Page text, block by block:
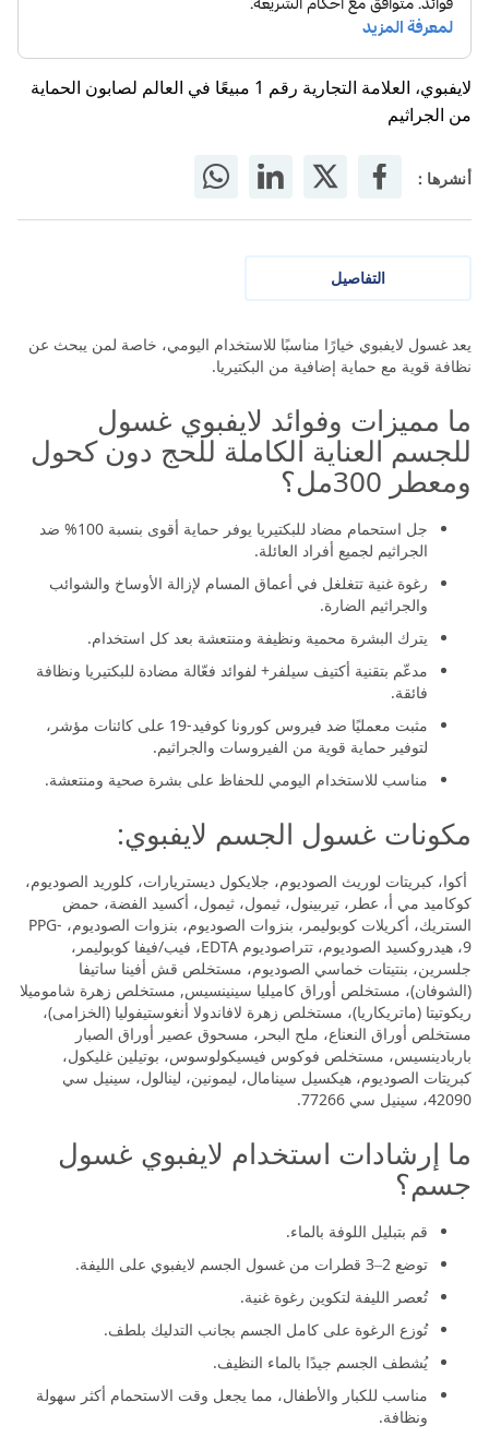
لايفبوي، العلامة التجارية رقم 1 مبيعًا في العالم لصابون الحماية
من الجراثيم
أنشرها :
التفاصيل
يعد غسول لايفبوي خيارًا مناسبًا للاستخدام اليومي، خاصة لمن يبحث عن
نظافة قوية مع حماية إضافية من البكتيريا.
ما مميزات وفوائد لايفبوي غسول
للجسم العناية الكاملة للحج دون كحول
ومعطر 300مل؟
جل استحمام مضاد للبكتيريا يوفر حماية أقوى بنسبة 100% ضد
الجراثيم لجميع أفراد العائلة.
رغوة غنية تتغلغل في أعماق المسام لإزالة الأوساخ والشوائب
والجراثيم الضارة.
يترك البشرة محمية ونظيفة ومنتعشة بعد كل استخدام.
مدعّم بتقنية أكتيف سيلفر+ لفوائد فعّالة مضادة للبكتيريا ونظافة
فائقة.
مثبت معمليًا ضد فيروس كورونا كوفيد-19 على كائنات مؤشر،
لتوفير حماية قوية من الفيروسات والجراثيم.
مناسب للاستخدام اليومي للحفاظ على بشرة صحية ومنتعشة.
مكونات غسول الجسم لايفبوي:
أكوا، كبريتات لوريث الصوديوم، جلايكول ديستريارات، كلوريد الصوديوم،
كوكاميد مي أ، عطر، تيربينول، ثيمول، ثيمول، أكسيد الفضة، حمض
الستريك، أكريلات كوبوليمر، بنزوات الصوديوم، بنزوات الصوديوم، PPG-
9، هيدروكسيد الصوديوم، تتراصوديوم EDTA، فيب/فيفا كوبوليمر،
جلسرين، بنتيتات خماسي الصوديوم، مستخلص قش أفينا ساتيفا
(الشوفان)، مستخلص أوراق كاميليا سينينسيس, مستخلص زهرة شاموميلا
ريكوتيتا (ماتريكاريا)، مستخلص زهرة لافاندولا أنغوستيفوليا (الخزامى)،
مستخلص أوراق النعناع، ملح البحر، مسحوق عصير أوراق الصبار
باربادينسيس، مستخلص فوكوس فيسيكولوسوس، بوتيلين غليكول،
كبريتات الصوديوم، هيكسيل سينامال، ليمونين، لينالول، سينيل سي
42090، سينيل سي 77266.
ما إرشادات استخدام لايفبوي غسول
جسم؟
قم بتبليل اللوفة بالماء.
توضع 2–3 قطرات من غسول الجسم لايفبوي على الليفة.
تُعصر الليفة لتكوين رغوة غنية.
تُوزع الرغوة على كامل الجسم بجانب التدليك بلطف.
يُشطف الجسم جيدًا بالماء النظيف.
مناسب للكبار والأطفال، مما يجعل وقت الاستحمام أكثر سهولة
ونظافة.